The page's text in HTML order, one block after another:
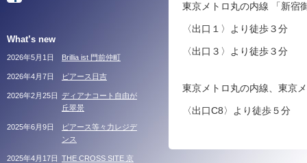
What’s new
Brillia ist 門前仲町
2026年5月1日
ピアース日吉
2026年4月7日
ディアナコート自由が
丘翠景
2026年2月25日
ピアース等々力レジデ
ンス
2025年6月9日
THE CROSS SITE 京
2025年4月17日
東京メトロ丸の内線 「新宿
〈出口１〉より徒歩３分
〈出口３〉より徒歩３分
東京メトロ丸の内線、東京
〈出口C8〉より徒歩５分